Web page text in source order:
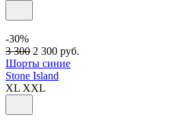
-30%
3 300 2 300 руб.
Шорты синие
Stone Island
XL XXL